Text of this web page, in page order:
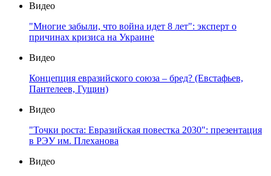
Видео
"Многие забыли, что война идет 8 лет": эксперт о
причинах кризиса на Украине
Видео
Концепция евразийского союза – бред? (Евстафьев,
Пантелеев, Гущин)
Видео
"Точки роста: Евразийская повестка 2030": презентация
в РЭУ им. Плеханова
Видео